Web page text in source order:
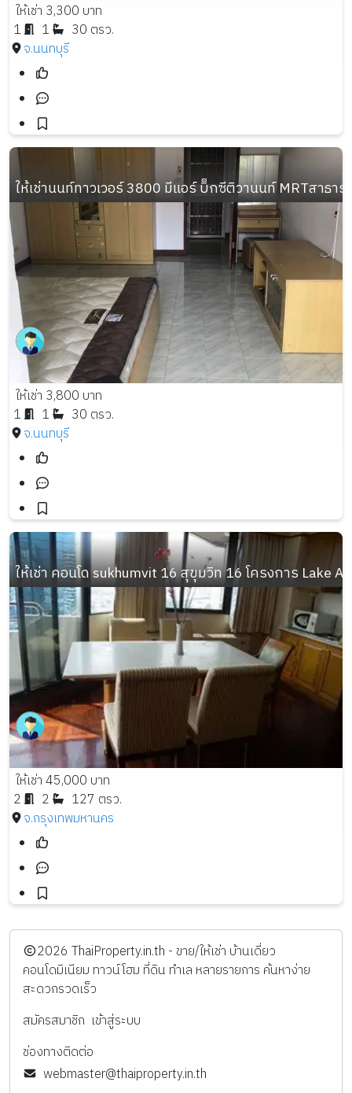
ให้เช่า 3,300 บาท
1
1
30 ตรว.
จ.นนทบุรี
ให้เช่านนท์ทาวเวอร์ 3800 มีแอร์ บิ็กซีติวานนท์ MRTสาธา
ให้เช่า 3,800 บาท
1
1
30 ตรว.
จ.นนทบุรี
ให้เช่า คอนโด sukhumvit 16 สุขุมวิท 16 โครงการ Lake
ให้เช่า 45,000 บาท
2
2
127 ตรว.
จ.กรุงเทพมหานคร
️2026 ThaiProperty.in.th - ขาย/ให้เช่า บ้านเดี่ยว
คอนโดมิเนียม ทาวน์โฮม ที่ดิน ทำเล หลายรายการ ค้นหาง่าย
สะดวกรวดเร็ว
สมัครสมาชิก เข้าสู่ระบบ
ช่องทางติดต่อ
webmaster@thaiproperty.in.th